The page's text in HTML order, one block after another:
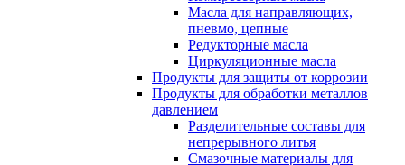
Масла для направляющих,
пневмо, цепные
Редукторные масла
Циркуляционные масла
Продукты для защиты от коррозии
Продукты для обработки металлов
давлением
Разделительные составы для
непрерывного литья
Смазочные материалы для